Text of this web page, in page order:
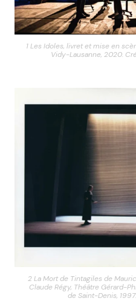
1 Les Idoles, livret et mise en
Vidy-Lausanne, 2020.
2 La Mort de Tintagiles de
Claude Régy, Théâtre Gérard-
de Saint-Denis,